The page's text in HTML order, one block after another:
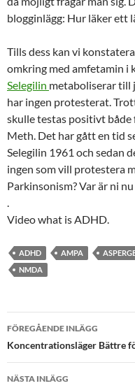
blogginlägg: Hur läker ett
Tills dess kan vi
omkring med amfetamin i
Selegilin metaboliserar till
har ingen protesterat.
skulle testas positivt
Meth. Det har gått en tid
Selegilin 1961 och sedan
ingen som vill protestera
Parkinsonism? Var är ni
.
Video what is ADHD.
ADHD AMPA
NMDA
FÖREGÅENDE INLÄGG
Koncentrationsläger Bättre
NÄSTA INLÄGG